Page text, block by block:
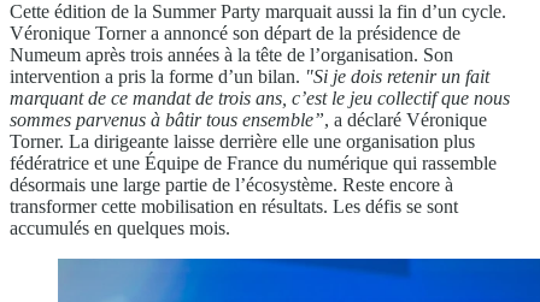
Cette édition de la Summer Party marquait aussi la fin d’un cycle.
Véronique Torner a annoncé son départ de la présidence de
Numeum après trois années à la tête de l’organisation. Son
intervention a pris la forme d’un bilan. "Si je dois retenir un fait
marquant de ce mandat de trois ans, c’est le jeu collectif que nous
sommes parvenus à bâtir tous ensemble”, a déclaré Véronique
Torner. La dirigeante laisse derrière elle une organisation plus
fédératrice et une Équipe de France du numérique qui rassemble
désormais une large partie de l’écosystème. Reste encore à
transformer cette mobilisation en résultats. Les défis se sont
accumulés en quelques mois.